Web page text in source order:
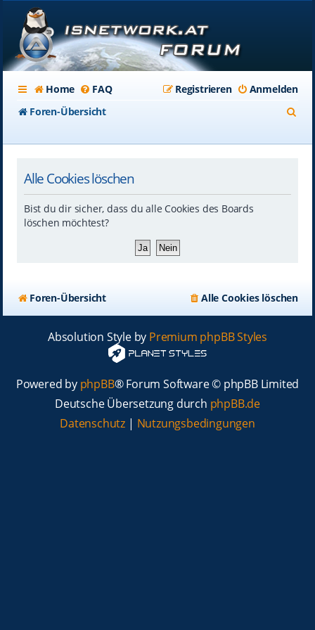
Home FAQ Anmelden
Registrieren
Foren-Übersicht
Alle Cookies löschen
Bist du dir sicher, dass du alle Cookies des Boards
löschen möchtest?
Foren-Übersicht Alle Cookies löschen
Absolution Style by Premium phpBB Styles
Powered by phpBB® Forum Software © phpBB Limited
Deutsche Übersetzung durch phpBB.de
Datenschutz | Nutzungsbedingungen